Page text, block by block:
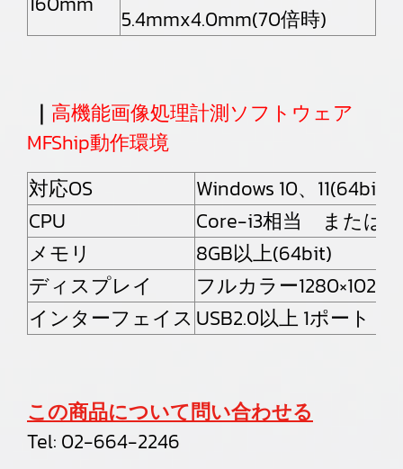
5.4mmx4.0mm(70倍時)
｜ 高機能画像処理計測ソフトウェア
MFShip動作環境
対応OS
Windows 10、11(64bit)
CPU
Core-i3相当 または
メモリ
8GB以上(64bit)
ディスプレイ
フルカラー1280×1024
インターフェイス USB2.0以上 1ポート
この商品について問い合わせる
Tel: 02-664-2246